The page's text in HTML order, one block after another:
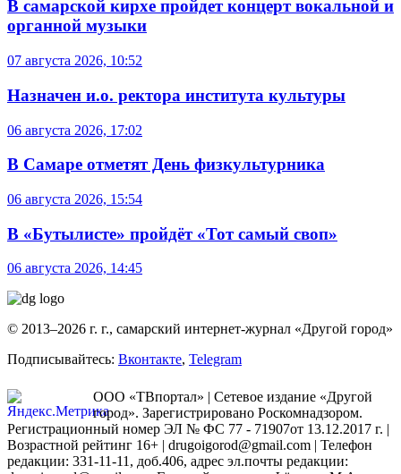
В самарской кирхе пройдет концерт вокальной и
органной музыки
07 августа 2026, 10:52
Назначен и.о. ректора института культуры
06 августа 2026, 17:02
В Самаре отметят День физкультурника
06 августа 2026, 15:54
В «Бутылисте» пройдёт «Тот самый своп»
06 августа 2026, 14:45
© 2013–2026 г. г., самарский интернет-журнал «Другой город»
Подписывайтесь: Вконтакте, Telegram
ООО «ТВпортал» | Сетевое издание «Другой
город». Зарегистрировано Роскомнадзором.
Регистрационный номер ЭЛ № ФС 77 - 71907от 13.12.2017 г. |
Возрастной рейтинг 16+ | drugoigorod@gmail.com | Телефон
редакции: 331-11-11, доб.406, адрес эл.почты редакции: